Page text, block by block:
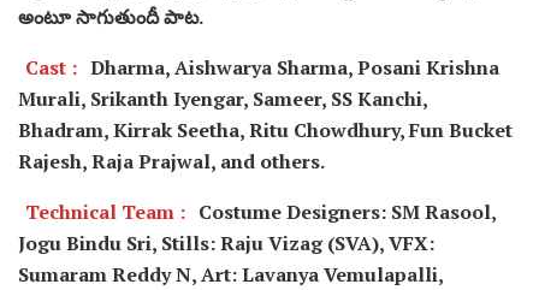
అంటూ సాగుతుందీ పాట.
Cast : Dharma, Aishwarya Sharma, Posani Krishna
Murali, Srikanth Iyengar, Sameer, SS Kanchi,
Bhadram, Kirrak Seetha, Ritu Chowdhury, Fun Bucket
Rajesh, Raja Prajwal, and others.
Technical Team : Costume Designers: SM Rasool,
Jogu Bindu Sri, Stills: Raju Vizag (SVA), VFX:
Sumaram Reddy N, Art: Lavanya Vemulapalli,